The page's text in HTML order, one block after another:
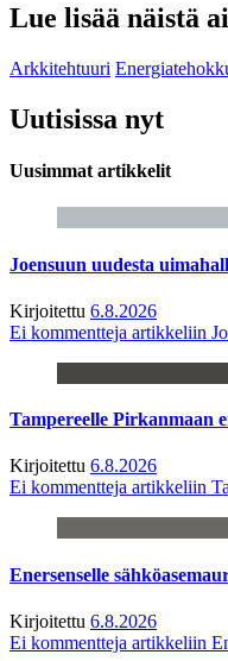
Lue lisää näistä
Arkkitehtuuri
Uutisissa nyt
Uusimmat artikkelit
Joensuun uudesta
Kirjoitettu 6.8.2026
Ei kommentteja artikkeliin
Tampereelle Pirkanmaan
Kirjoitettu 6.8.2026
Ei kommentteja artikkeliin
Enersenselle
Kirjoitettu 6.8.2026
Ei kommentteja artikkeliin